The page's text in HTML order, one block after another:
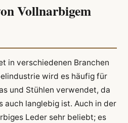
Vollnarbigem
in verschiedenen Branchen
wird es häufig für
und Stühlen verwendet, da
auch langlebig ist. Auch in der
Leder sehr beliebt; es